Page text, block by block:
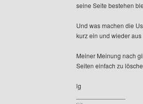
seine Seite bestehen
Und was machen die
kurz ein und wieder
Meiner Meinung nach
Seiten einfach zu
lg